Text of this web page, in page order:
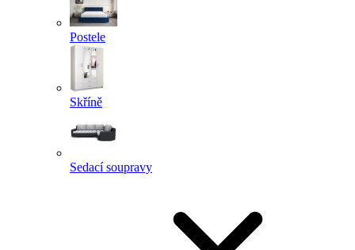
Postele
Skříně
Sedací soupravy